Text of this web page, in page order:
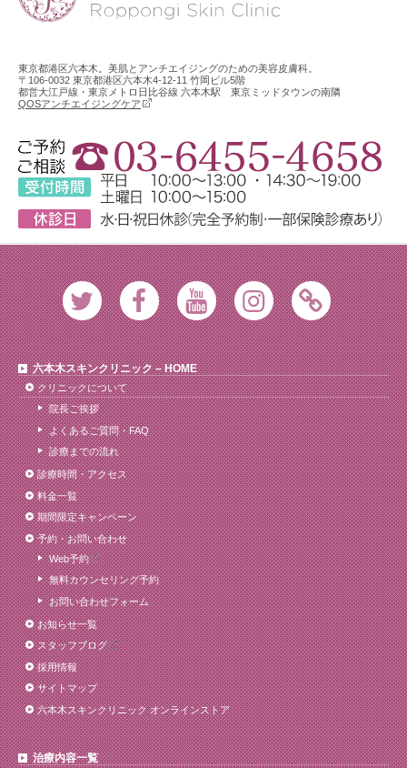
東京都港区六本木。美肌とアンチエイジングのための美容皮膚科。
〒106-0032 東京都港区六本木4-12-11 竹岡ビル5階
都営大江戸線・東京メトロ日比谷線 六本木駅 東京ミッドタウンの南隣
QOSアンチエイジングケア
Twitter FacebookYoutube InstagramAmeblo
六本木スキンクリニック – HOME
クリニックについて
院長ご挨拶
よくあるご質問・FAQ
診療までの流れ
診療時間・アクセス
料金一覧
期間限定キャンペーン
予約・お問い合わせ
Web予約
無料カウンセリング予約
お問い合わせフォーム
お知らせ一覧
スタッフブログ
採用情報
サイトマップ
六本木スキンクリニック オンラインストア
治療内容一覧